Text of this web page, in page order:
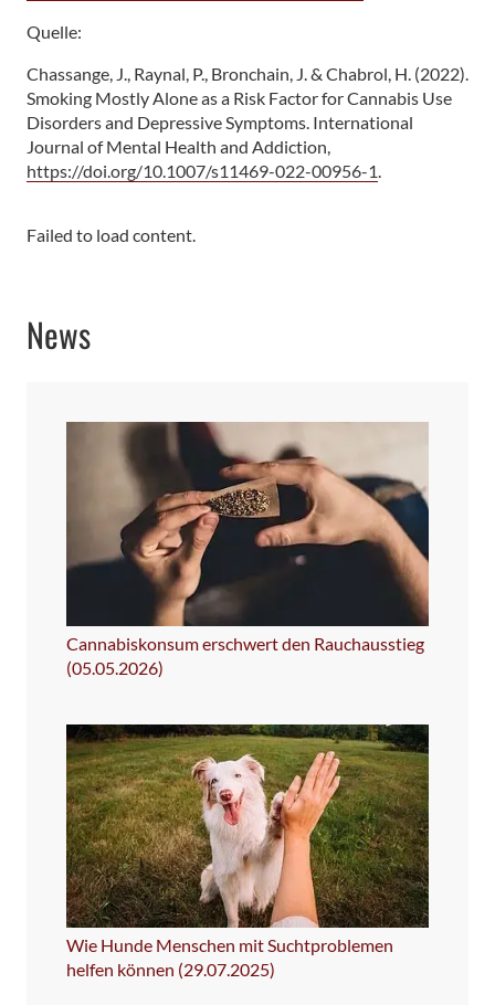
Quelle:
Chassange, J., Raynal, P., Bronchain, J. & Chabrol, H. (2022).
Smoking Mostly Alone as a Risk Factor for Cannabis Use
Disorders and Depressive Symptoms. International
Journal of Mental Health and Addiction,
https://doi.org/10.1007/s11469-022-00956-1.
Failed to load content.
News
Cannabiskonsum erschwert den Rauchausstieg
(05.05.2026)
Wie Hunde Menschen mit Suchtproblemen
helfen können (29.07.2025)